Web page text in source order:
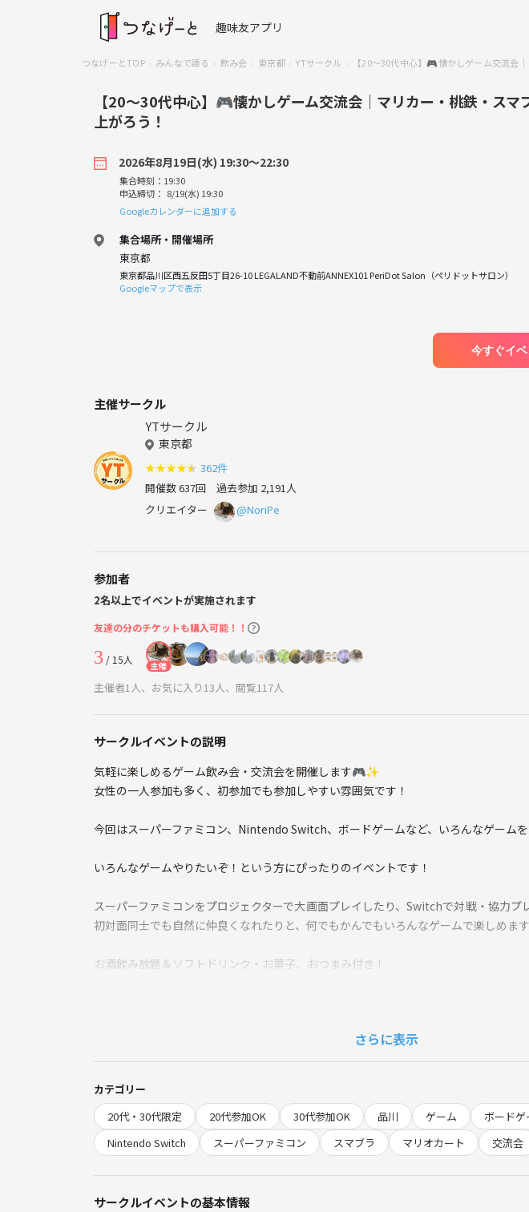
趣味友アプリ
つなげーとTOP みんなで語る 飲み会 東京都 YTサークル 【20〜30代中心】🎮懐かしゲーム交流会
【20〜30代中心】🎮懐かしゲーム交流会｜マリカー・桃鉄・スマ
上がろう！
2026年8月19日(水) 19:30〜22:30
集合時刻：19:30
申込締切： 8/19(水) 19:30
Googleカレンダーに追加する
集合場所・開催場所
東京都
東京都品川区西五反田5丁目26-10 LEGALAND不動前ANNEX101 PeriDot Salon（ペリドットサロン）
Googleマップで表示
今すぐイベ
主催サークル
YTサークル
東京都
★★★★★ 362件
開催数 637回 過去参加 2,191人
クリエイター
@NoriPe
参加者
2名以上でイベントが実施されます
友達の分のチケットも購入可能！！
3 / 15人 主催
主催者1人、お気に入り13人、閲覧117人
サークルイベントの説明
気軽に楽しめるゲーム飲み会・交流会を開催します🎮✨
女性の一人参加も多く、初参加でも参加しやすい雰囲気です！
今回はスーパーファミコン、Nintendo Switch、ボードゲームなど、いろんなゲームを
いろんなゲームやりたいぞ！という方にぴったりのイベントです！
スーパーファミコンをプロジェクターで大画面プレイしたり、Switchで対戦・協力プ
初対面同士でも自然に仲良くなれたりと、何でもかんでもいろんなゲームで楽しめま
お酒飲み放題＆ソフトドリンク・お菓子、おつまみ付き！
みんなが仲良くなれる企画も行います♪
🕒 タイムテーブル
19:30 受付・オープン
19:40 乾杯＆自己紹介タイム🥂
19:50 ゲーム開始🎮
20:40 みんなで盛り上がるゲーム企画
21:00 ゲーム再開
さらに表示
カテゴリー
20代・30代限定
20代参加OK 30代参加OK 品川 ゲーム ボードゲ
Nintendo Switch
スーパーファミコン スマブラ マリオカート 交流会
サークルイベントの基本情報